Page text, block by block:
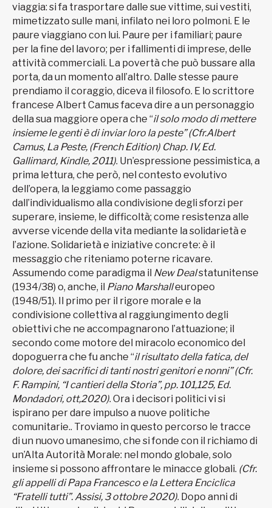
viaggia: si fa trasportare dalle sue vittime, sui vestiti,
mimetizzato sulle mani, infilato nei loro polmoni. E le
paure viaggiano con lui. Paure per i familiari; paure
per la fine del lavoro; per i fallimenti di imprese, delle
attività commerciali. La povertà che può bussare alla
porta, da un momento all’altro. Dalle stesse paure
prendiamo il coraggio, diceva il filosofo. E lo scrittore
francese Albert Camus faceva dire a un personaggio
della sua maggiore opera che “il solo modo di mettere
insieme le genti è di inviar loro la peste” (Cfr.Albert
Camus, La Peste, (French Edition) Chap. IV, Ed.
Gallimard, Kindle, 2011). Un’espressione pessimistica, a
prima lettura, che però, nel contesto evolutivo
dell’opera, la leggiamo come passaggio
dall’individualismo alla condivisione degli sforzi per
superare, insieme, le difficoltà; come resistenza alle
avverse vicende della vita mediante la solidarietà e
l’azione. Solidarietà e iniziative concrete: è il
messaggio che riteniamo poterne ricavare.
Assumendo come paradigma il New Dealstatunitense
(1934/38) o, anche, il Piano Marshalleuropeo
(1948/51). Il primo per il rigore morale e la
condivisione collettiva al raggiungimento degli
obiettivi che ne accompagnarono l’attuazione; il
secondo come motore del miracolo economico del
dopoguerra che fu anche “il risultato della fatica, del
dolore, dei sacrifici di tanti nostri genitori e nonni” (Cfr.
F. Rampini, “I cantieri della Storia”, pp. 101,125, Ed.
Mondadori, ott,2020). Ora i decisori politici vi si
ispirano per dare impulso a nuove politiche
comunitarie.. Troviamo in questo percorso le tracce
di un nuovo umanesimo, che si fonde con il richiamo di
un’Alta Autorità Morale: nel mondo globale, solo
insieme si possono affrontare le minacce globali. (Cfr.
gli appelli di Papa Francesco e la Lettera Enciclica
“Fratelli tutti”. Assisi, 3 ottobre 2020). Dopo anni di